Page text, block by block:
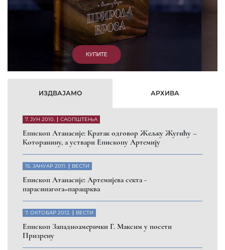
КУПИТЕ
ИЗДВАЈАМО АРХИВА
7. ЈУН 2010. САОПШТЕЊА
Eпископ Атанасије: Кратак одговор Жељку Жугићу –
Которанину, а уствари Епископу Артемију
15. ЈАНУАР 2011. ВЕСТИ
Eпископ Атанасије: Артемијева секта -
парасинагога=парацрква
7. ОКТОБАР 2012. ВЕСТИ
Eпископ Западноамерички Г. Максим у посети
Призрену